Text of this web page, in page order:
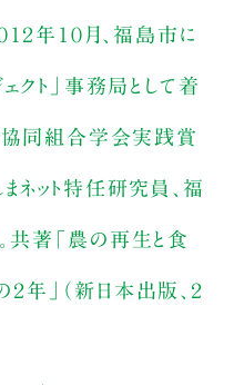
２年１０月、福島市に
ェクト」事務局として着
協同組合学会実践賞
ネット特任研究員、福
著「農の再生と食
」（新日本出版、２